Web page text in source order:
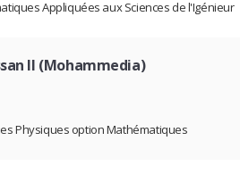
Appliquées aux Sciences de l'Igénieur
II (Mohammedia)
Physiques option Mathématiques